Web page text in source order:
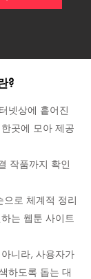
?
넷상에 흩어진
곳에 모아 제공
작품까지 확인
로 체계적 정리
는 웹툰 사이트
니라, 사용자가
하도록 돕는 대